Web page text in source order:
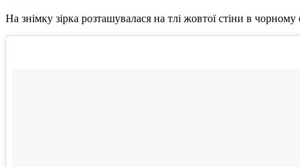
На знімку зірка розташувалася на тлі жовтої стіни в